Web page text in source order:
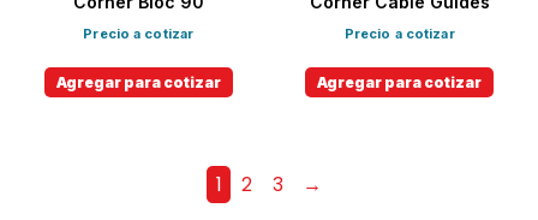
Precio a cotizar
Agregar para cotizar
Precio a cotizar
Agregar para cotizar
1 2 3 →